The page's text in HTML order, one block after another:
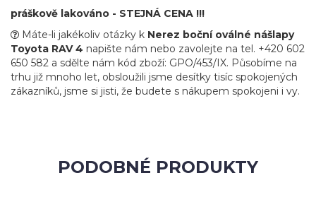
práškově lakováno - STEJNÁ CENA !!!
Máte-li jakékoliv otázky k Nerez boční oválné nášlapy
Toyota RAV 4 napište nám nebo zavolejte na tel. +420 602
650 582 a sdělte nám kód zboží: GPO/453/IX. Působíme na
trhu již mnoho let, obsloužili jsme desítky tisíc spokojených
zákazníků, jsme si jisti, že budete s nákupem spokojeni i vy.
PODOBNÉ PRODUKTY